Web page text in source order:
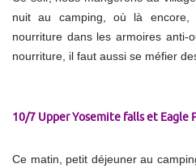
nuit au camping, où là encore,
nourriture dans les armoires
nourriture, il faut aussi se méfier
10/7 Upper Yosemite falls et Eagle
Ce matin, petit déjeuner au